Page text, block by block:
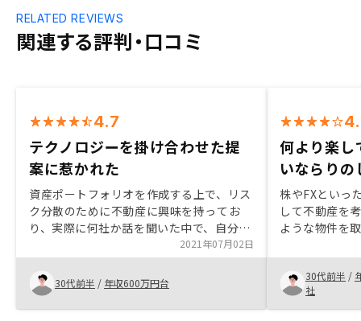
関連する評判・口コミ
RELATED REVIEWS
4.7
テクノロジーを掛け合わせた提
案に惹かれた
資産ポートフォリオを作成する上で、リス
ク分散のために不動産に興味を持ってお
り、実際に何社か話を聞いた中で、自分の
考えや今の状況を伝えた上で自分に合う提
案をしていただいた点と、不動産とテクノ
ロジーを掛け合わせてやっている点に惹か
れてRENOSYで不動産を購入しました。
2021年07月02日
30代前半 / 年収600万円台
何より楽し
いならりの
株やFXといっ
して不動産を
ような物件を
全くわからな
話する中で自
感を持って物
30代前半 /
社